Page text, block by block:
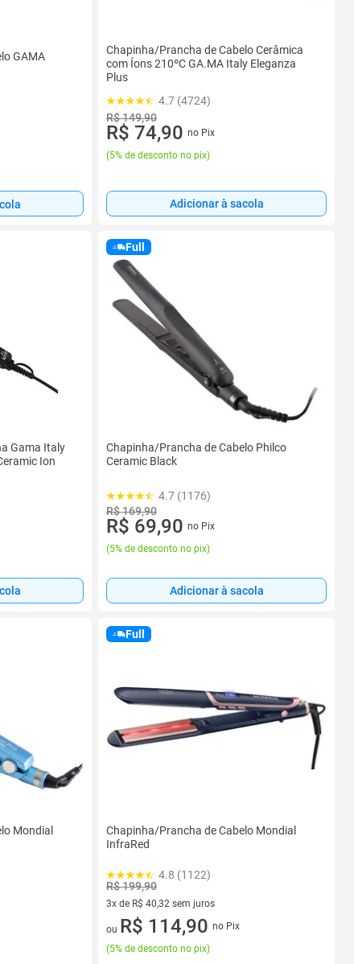
GAMA
Chapinha/Prancha de Cabelo Cerâmica
com Íons 210ºC GA.MA Italy Eleganza
Plus
4.7 (4724)
R$ 149,90
R$ 74,90 no Pix
(5% de desconto no pix)
Adicionar à sacola
Gama Italy
Ion
Full
Chapinha/Prancha de Cabelo Philco
Ceramic Black
4.7 (1176)
R$ 169,90
R$ 69,90 no Pix
(5% de desconto no pix)
Adicionar à sacola
Mondial
Full
Chapinha/Prancha de Cabelo Mondial
InfraRed
4.8 (1122)
R$ 199,90
3x de R$ 40,32 sem juros
3 vez de R$ 40,32 sem juros
ou R$ 114,90 no Pix
(5% de desconto no pix)